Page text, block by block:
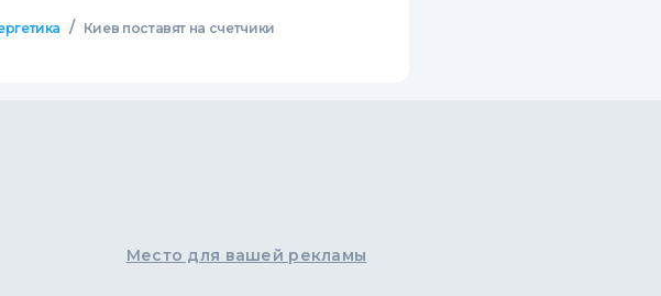
/ Киев поставят на счетчики
Место для вашей рекламы